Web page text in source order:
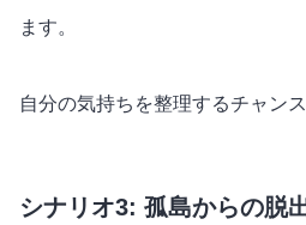
ます。
自分の気持ちを整理するチャンス
シナリオ3: 孤島からの脱